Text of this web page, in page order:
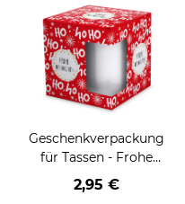
Geschenkverpackung
für Tassen - Frohe
Weihnachten - HO
HO HO - rot
2,95 €